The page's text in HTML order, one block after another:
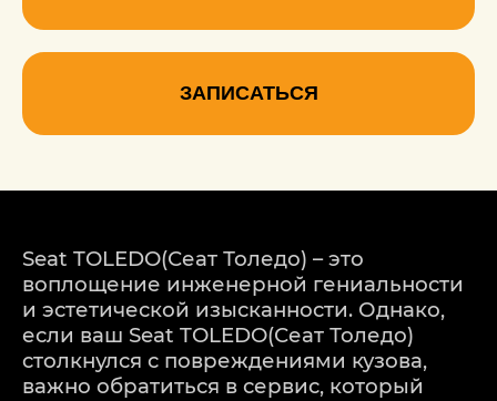
ЗАПИСАТЬСЯ
Seat TOLEDO(Сеат Толедо) – это
воплощение инженерной гениальности
и эстетической изысканности. Однако,
если ваш Seat TOLEDO(Сеат Толедо)
столкнулся с повреждениями кузова,
важно обратиться в сервис, который